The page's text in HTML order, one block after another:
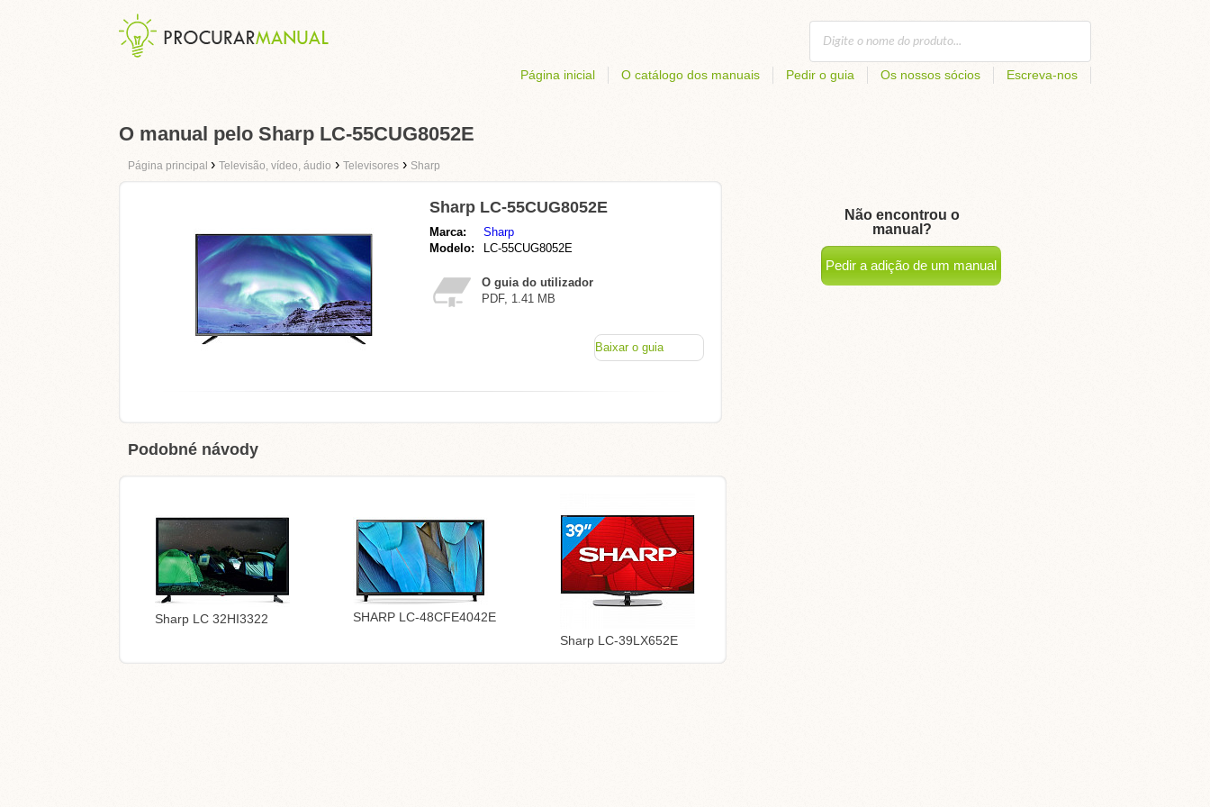
Página inicial O catálogo dos manuais Pedir o guia Os nossos sócios Escreva-nos
O manual pelo Sharp LC-55CUG8052E
Página principal › Televisão, vídeo, áudio › Televisores › Sharp
Sharp LC-55CUG8052E
Marca:
Sharp
Modelo:
LC-55CUG8052E
O guia do utilizador
PDF, 1.41 MB
Baixar o guia
Podobné návody
Sharp LC 32HI3322
SHARP LC-48CFE4042E
Sharp LC-39LX652E
Não encontrou o
manual?
Pedir a adição de um manual